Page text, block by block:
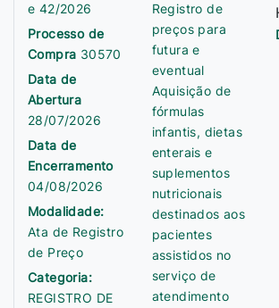
e 42/2026
Processo de
Compra 30570
Data de
Abertura
28/07/2026
Data de
Encerramento
04/08/2026
Modalidade:
Ata de Registro
de Preço
Categoria:
REGISTRO DE
Registro de
preços para
futura e
eventual
Aquisição de
fórmulas
infantis, dietas
enterais e
suplementos
nutricionais
destinados aos
pacientes
assistidos no
serviço de
atendimento